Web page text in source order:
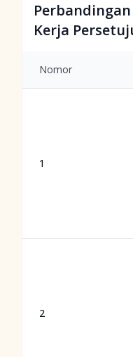
Kerja
Nomor
1
2